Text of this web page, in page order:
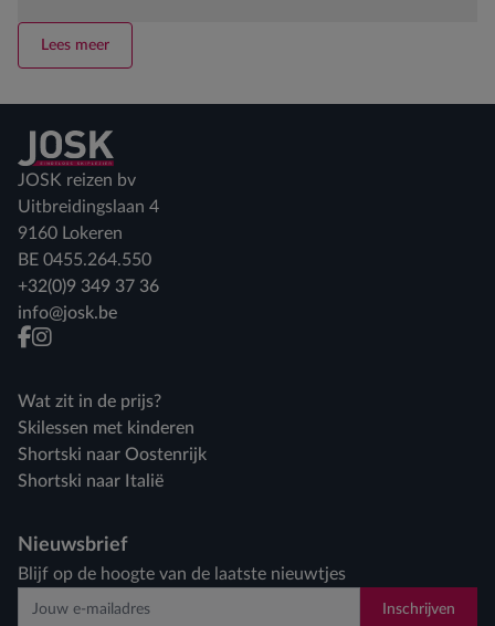
Lees meer
Terug naar home
JOSK reizen bv
Uitbreidingslaan 4
9160 Lokeren
BE 0455.264.550
+32(0)9 349 37 36
info@josk.be
facebook
instagram
Wat zit in de prijs?
Skilessen met kinderen
Shortski naar Oostenrijk
Shortski naar Italië
Nieuwsbrief
Blijf op de hoogte van de laatste nieuwtjes
Inschrijven